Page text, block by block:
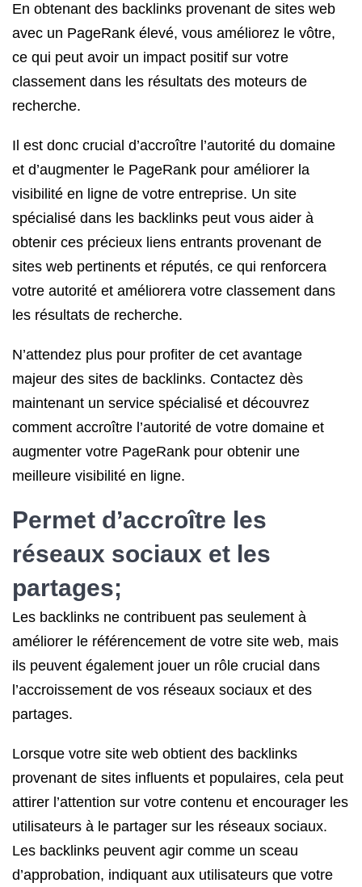
En obtenant des backlinks provenant de sites web
avec un PageRank élevé, vous améliorez le vôtre,
ce qui peut avoir un impact positif sur votre
classement dans les résultats des moteurs de
recherche.
Il est donc crucial d’accroître l’autorité du domaine
et d’augmenter le PageRank pour améliorer la
visibilité en ligne de votre entreprise. Un site
spécialisé dans les backlinks peut vous aider à
obtenir ces précieux liens entrants provenant de
sites web pertinents et réputés, ce qui renforcera
votre autorité et améliorera votre classement dans
les résultats de recherche.
N’attendez plus pour profiter de cet avantage
majeur des sites de backlinks. Contactez dès
maintenant un service spécialisé et découvrez
comment accroître l’autorité de votre domaine et
augmenter votre PageRank pour obtenir une
meilleure visibilité en ligne.
Permet d’accroître les
réseaux sociaux et les
partages;
Les backlinks ne contribuent pas seulement à
améliorer le référencement de votre site web, mais
ils peuvent également jouer un rôle crucial dans
l’accroissement de vos réseaux sociaux et des
partages.
Lorsque votre site web obtient des backlinks
provenant de sites influents et populaires, cela peut
attirer l’attention sur votre contenu et encourager les
utilisateurs à le partager sur les réseaux sociaux.
Les backlinks peuvent agir comme un sceau
d’approbation, indiquant aux utilisateurs que votre